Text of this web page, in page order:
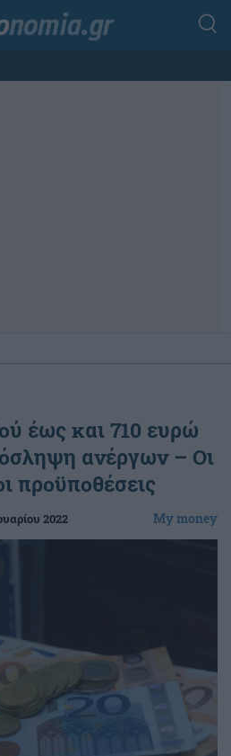
έως και 710 ευρώ
ανέργων – Οι
προϋποθέσεις
2022 My money